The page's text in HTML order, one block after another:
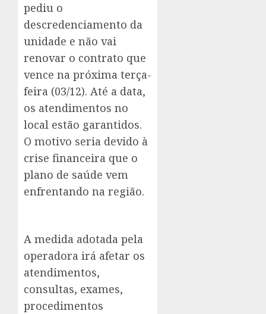
pediu o
descredenciamento da
unidade e não vai
renovar o contrato que
vence na próxima terça-
feira (03/12). Até a data,
os atendimentos no
local estão garantidos.
O motivo seria devido à
crise financeira que o
plano de saúde vem
enfrentando na região.
A medida adotada pela
operadora irá afetar os
atendimentos,
consultas, exames,
procedimentos